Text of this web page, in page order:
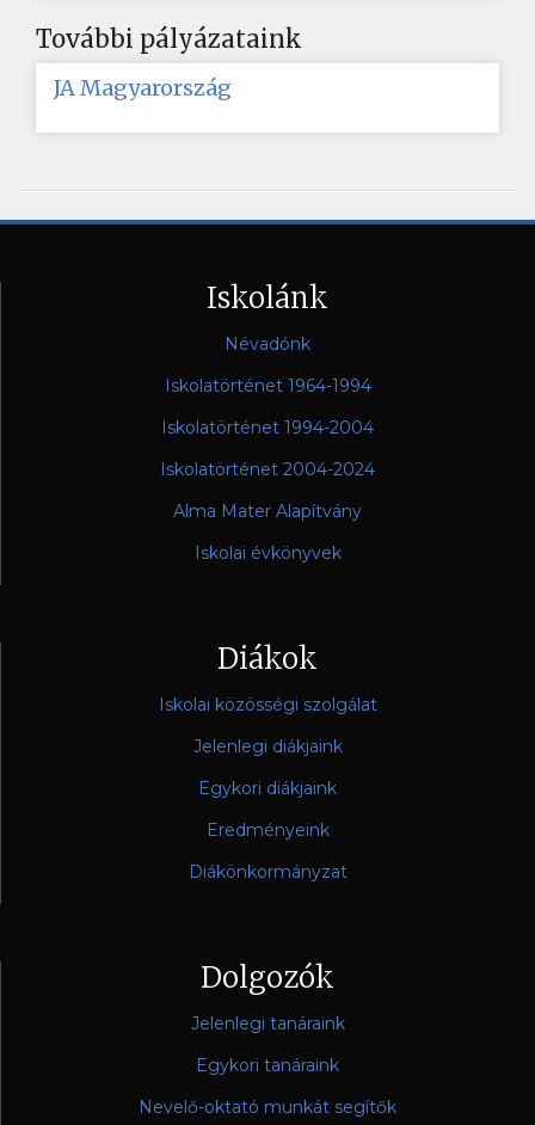
További pályázataink
JA Magyarország
Iskolánk
Névadónk
Iskolatörténet 1964-1994
Iskolatörténet 1994-2004
Iskolatörténet 2004-2024
Alma Mater Alapítvány
Iskolai évkönyvek
Diákok
Iskolai közösségi szolgálat
Jelenlegi diákjaink
Egykori diákjaink
Eredményeink
Diákönkormányzat
Dolgozók
Jelenlegi tanáraink
Egykori tanáraink
Nevelő-oktató munkát segítők